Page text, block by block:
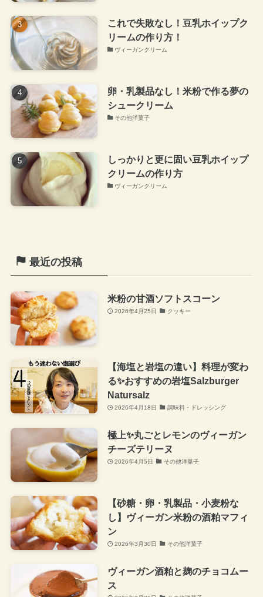
これで失敗なし！豆乳ホイップク
リームの作り方！
ヴィーガンクリーム
卵・乳製品なし！米粉で作る夢の
シュークリーム
その他洋菓子
しっかりと更に固い豆乳ホイップ
クリームの作り方
ヴィーガンクリーム
最近の投稿
米粉の甘酒ソフトスコーン
2026年4月25日 クッキー
【海塩と岩塩の違い】料理が変わ
る✨おすすめの岩塩Salzburger
Natursalz
2026年4月18日 調味料・ドレッシング
極上✨丸ごとレモンのヴィーガン
チーズテリーヌ
2026年4月5日 その他洋菓子
【砂糖・卵・乳製品・小麦粉な
し】ヴィーガン米粉の酒粕マフィ
ン
2026年3月30日 その他洋菓子
ヴィーガン酒粕と麹のチョコムー
ス